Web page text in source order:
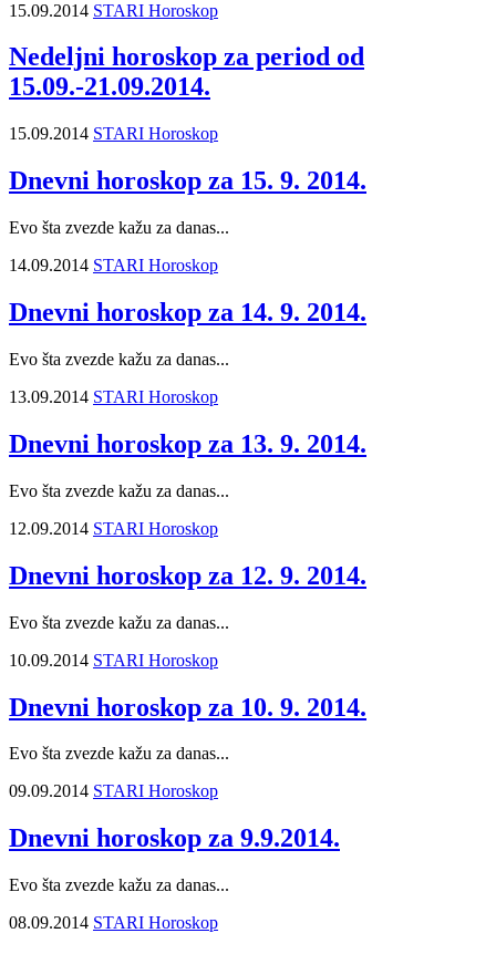
15.09.2014 STARI Horoskop
Nedeljni horoskop za period od
15.09.-21.09.2014.
15.09.2014 STARI Horoskop
Dnevni horoskop za 15. 9. 2014.
Evo šta zvezde kažu za danas...
14.09.2014 STARI Horoskop
Dnevni horoskop za 14. 9. 2014.
Evo šta zvezde kažu za danas...
13.09.2014 STARI Horoskop
Dnevni horoskop za 13. 9. 2014.
Evo šta zvezde kažu za danas...
12.09.2014 STARI Horoskop
Dnevni horoskop za 12. 9. 2014.
Evo šta zvezde kažu za danas...
10.09.2014 STARI Horoskop
Dnevni horoskop za 10. 9. 2014.
Evo šta zvezde kažu za danas...
09.09.2014 STARI Horoskop
Dnevni horoskop za 9.9.2014.
Evo šta zvezde kažu za danas...
08.09.2014 STARI Horoskop